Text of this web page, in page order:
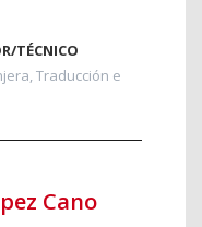
TÉCNICO
Traducción e
Cano